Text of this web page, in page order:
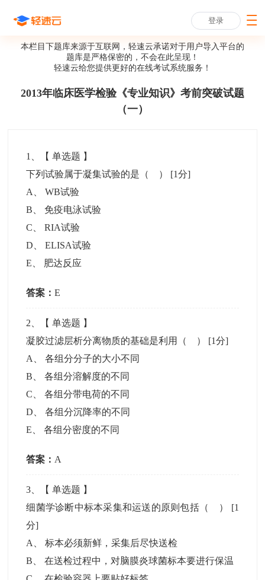
登录
本栏目下题库来源于互联网，轻速云承诺对于用户导入平台的
题库是严格保密的，不会在此呈现！
轻速云给您提供更好的在线考试系统服务！
2013年临床医学检验《专业知识》考前突破试题
（一）
1 、【单选题 】
下列试验属于凝集试验的是（ ） [1分]
A
、WB试验
B
免疫电泳试验
C 、RIA试验
D 、ELISA试验
E
肥达反应
答案：E
2 、【单选题 】
凝胶过滤层析分离物质的基础是利用（ ） [1分]
A
、各组分分子的大小不同
B 、各组分溶解度的不同
C 、各组分带电荷的不同
D 、各组分沉降率的不同
E 、各组分密度的不同
答案： A
3 、【单选题 】
细菌学诊断中标本采集和运送的原则包括（ ） [1
分]
A
、标本必须新鲜，采集后尽快送检
B 、在送检过程中，对脑膜炎球菌标本要进行保温